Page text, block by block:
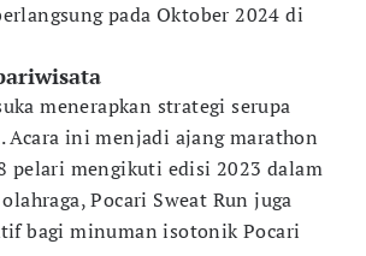
pada Oktober 2024 di
menerapkan strategi serupa
Acara ini menjadi ajang marathon
pelari mengikuti edisi 2023 dalam
Pocari Sweat Run juga
bagi minuman isotonik Pocari